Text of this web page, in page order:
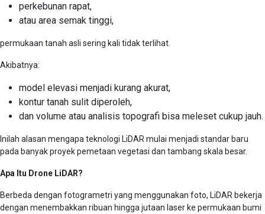
perkebunan rapat,
atau area semak tinggi,
permukaan tanah asli sering kali tidak terlihat.
Akibatnya:
model elevasi menjadi kurang akurat,
kontur tanah sulit diperoleh,
dan volume atau analisis topografi bisa meleset cukup jauh.
Inilah alasan mengapa teknologi LiDAR mulai menjadi standar baru
pada banyak proyek pemetaan vegetasi dan tambang skala besar.
Apa Itu Drone LiDAR?
Berbeda dengan fotogrametri yang menggunakan foto, LiDAR bekerja
dengan menembakkan ribuan hingga jutaan laser ke permukaan bumi